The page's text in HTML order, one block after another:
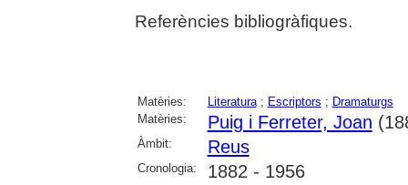
Referències bibliogràfiques.
Matèries: Literatura; Escriptors ; Dramaturgs
Matèries:
Puig i Ferreter, Joan
Àmbit: Reus
Cronologia: 1882 - 1956